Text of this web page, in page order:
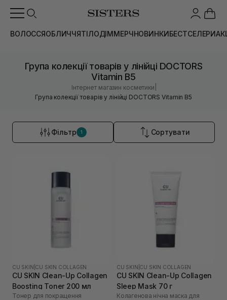
ВОЛОССЯОБЛИЧЧЯТІЛОДІММЕРЧНОВИНКИБЕСТСЕЛЕРИ
Група колекції товарів у лінійці DOCTORS
Vitamin B5
Інтернет магазин косметики
Група колекції товарів у лінійці DOCTORS Vitamin B5
Фільтр 1 Сортувати
CU SKIN CU SKIN COLLAGEN
CU SKIN Clean-Up Collagen
Boosting Toner 200 мл
Тонер для покращення
CU SKIN CU SKIN COLLAGEN
CU SKIN Сlean-Up Collagen
Sleep Mask 70 г
Колагенова нічна маска для